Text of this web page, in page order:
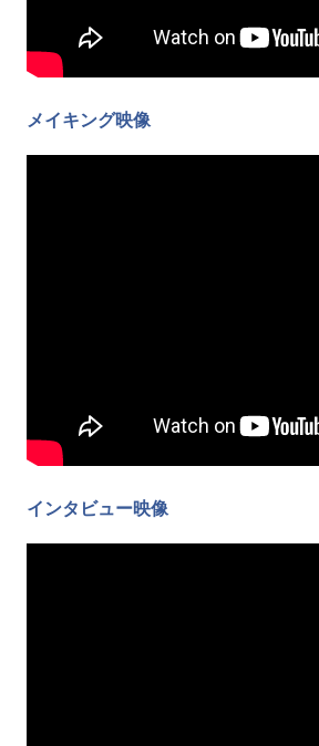
メイキング映像
インタビュー映像